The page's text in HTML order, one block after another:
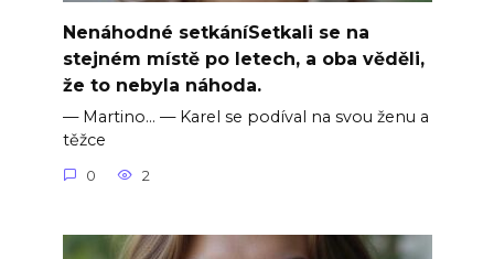
Nenáhodné setkáníSetkali se na
stejném místě po letech, a oba věděli,
že to nebyla náhoda.
— Martino… — Karel se podíval na svou ženu a
těžce
0 2